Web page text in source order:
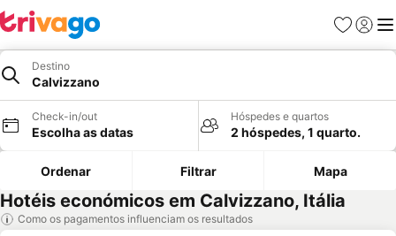
Favoritos
Iniciar
Destino
Calvizzano
Check-in/out
Escolha as datas
Hóspedes e quartos
2 hóspedes, 1 quarto.
Ordenar Filtrar Mapa
Hotéis económicos em Calvizzano, Itália
Como os pagamentos influenciam os resultados